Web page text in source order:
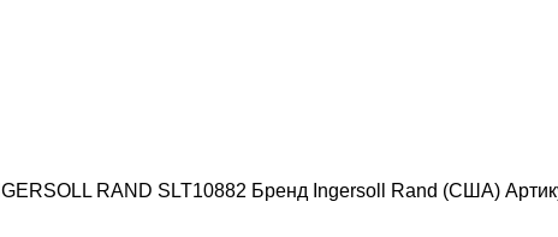
RAND SLT10882 Бренд Ingersoll Rand (США)